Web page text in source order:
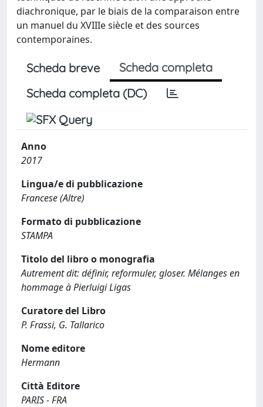
diachronique, par le biais de la comparaison entre
un manuel du XVIIIe siècle et des sources
contemporaines.
Scheda breve
Scheda completa
Scheda completa (DC)
Anno
2017
Lingua/e di pubblicazione
Francese (Altre)
Formato di pubblicazione
STAMPA
Titolo del libro o monografia
Autrement dit: définir, reformuler, gloser. Mélanges en
hommage à Pierluigi Ligas
Curatore del Libro
P. Frassi, G. Tallarico
Nome editore
Hermann
Città Editore
PARIS - FRA